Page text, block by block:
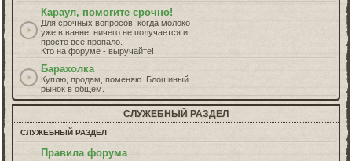
Караул, помогите срочно!
Для срочных вопросов, когда молоко
уже в ванне, ничего не получается и
просто все пропало.
Кто на форуме - выручайте!
Барахолка
Куплю, продам, поменяю. Блошиный
рынок в общем.
СЛУЖЕБНЫЙ РАЗДЕЛ
СЛУЖЕБНЫЙ РАЗДЕЛ
Правила форума